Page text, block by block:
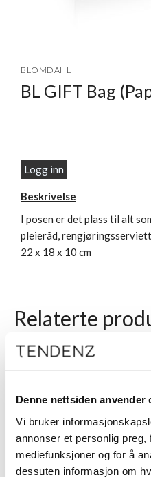
Denne nettsiden anvender
Vi bruker
annonser et personlig
mediefunksjoner og for å
dessuten informasjon om
of
1
BLOMDAHL
BL GIFT Bag
Logg inn
Beskrivelse
I posen er det plass til alt
pleieråd,
22 x 18 x 10 cm
Relaterte